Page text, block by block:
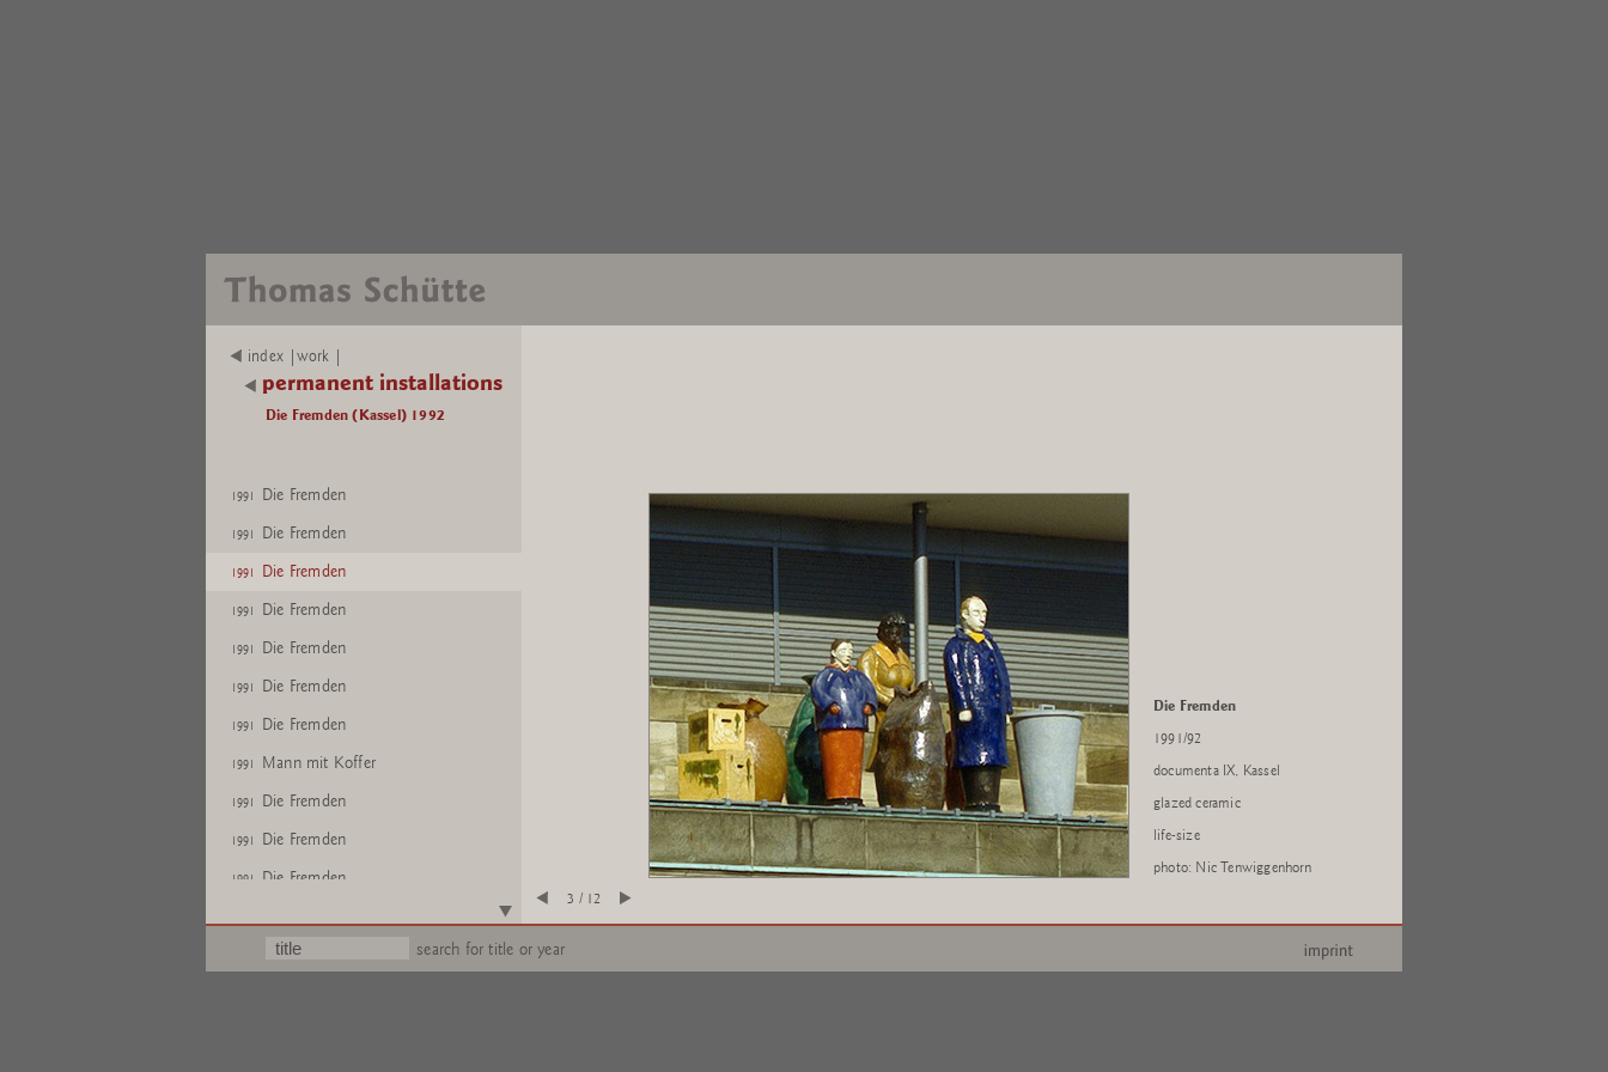
index |work |
permanent installations
Die Fremden (Kassel) 1992
1991 Die Fremden
1991 Die Fremden
1991 Die Fremden
1991 Die Fremden
1991 Die Fremden
1991 Die Fremden
1991 Die Fremden
1991 Mann mit Koffer
1991 Die Fremden
1991 Die Fremden
1991
Die Fremden
Die Fremden
1991/92
documenta IX, Kassel
glazed ceramic
life-size
photo: Nic Tenwiggenhorn
3 / 12
search for title or year